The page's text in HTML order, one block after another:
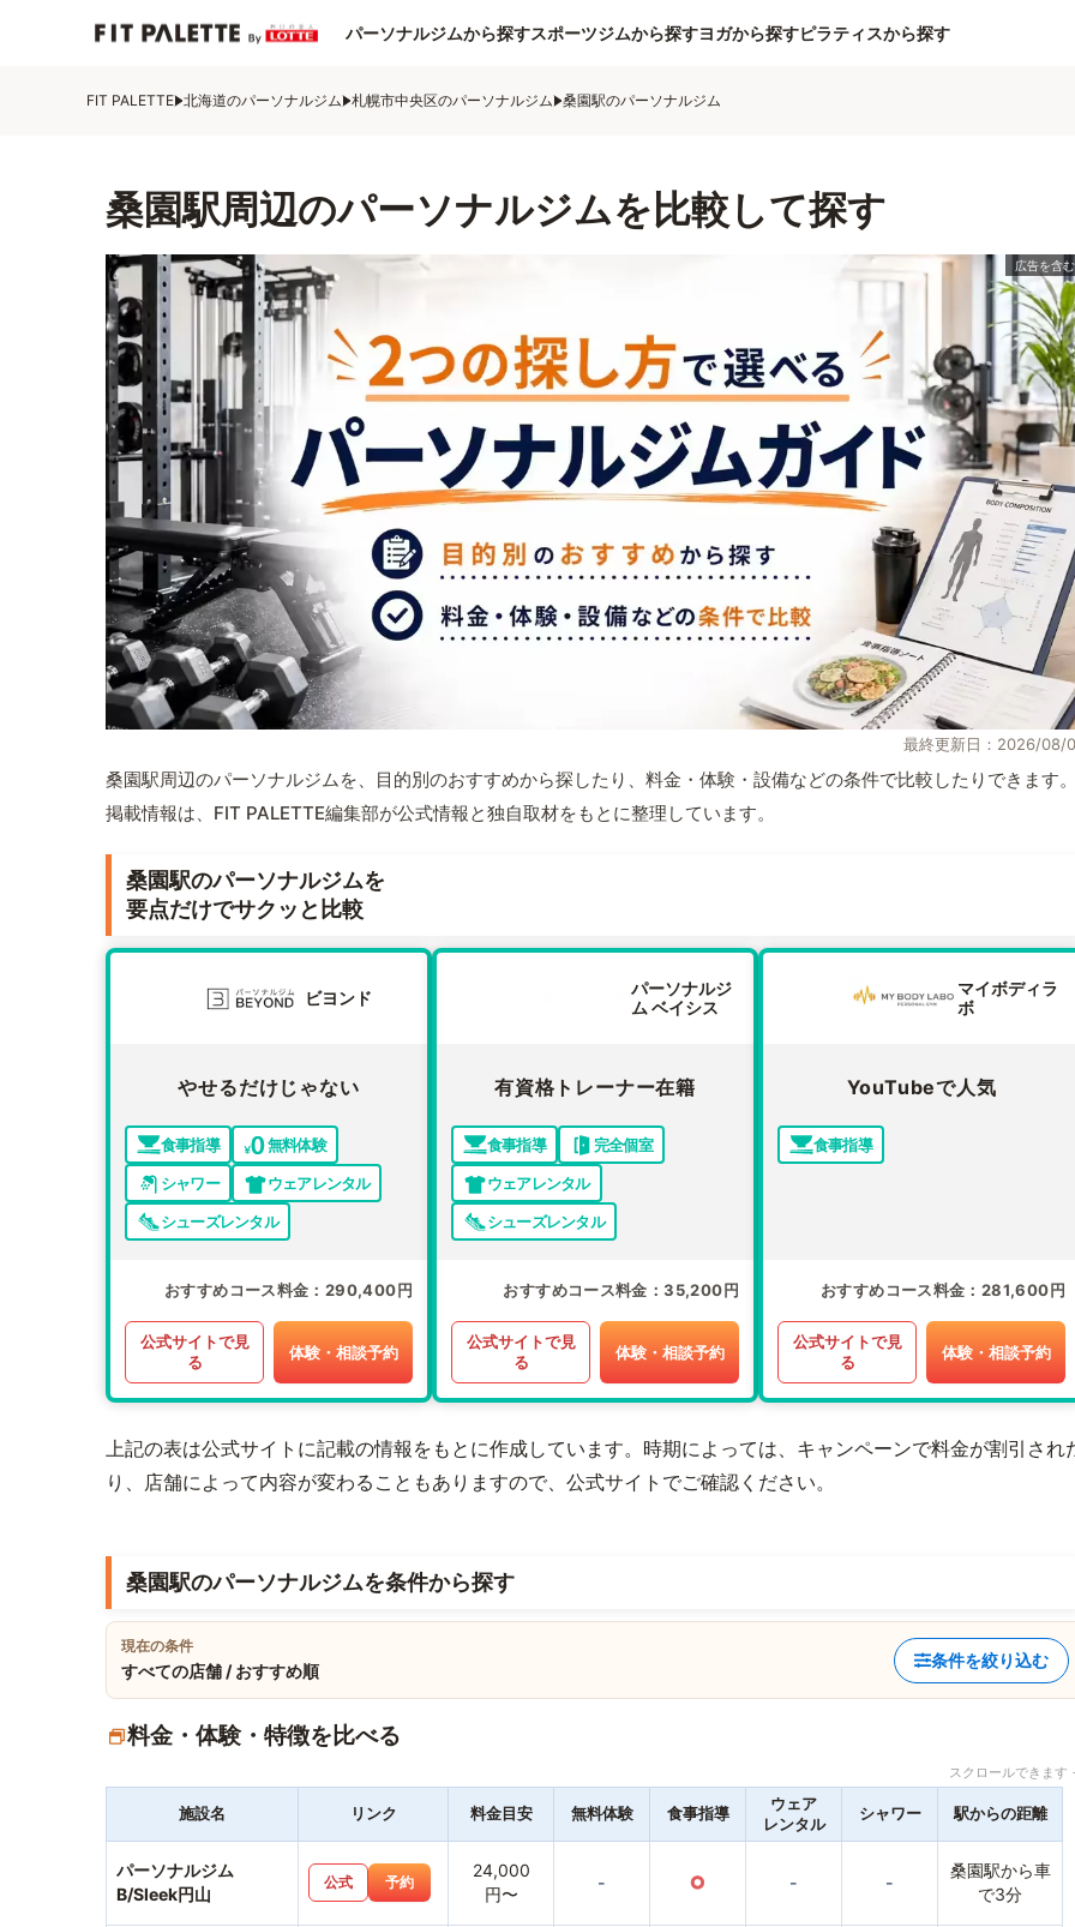
パーソナルジムから探すスポーツジムから探すヨガから探すピラティスから探す
FIT PALETTE 北海道のパーソナルジム 札幌市中央区のパーソナルジム 桑園駅のパーソナルジム
桑園駅周辺のパーソナルジムを比較して探す
最終更新日：2026/08/
桑園駅周辺のパーソナルジムを、目的別のおすすめから探したり、料金・体験・設備などの条件で比較したりできます
掲載情報は、FIT PALETTE編集部が公式情報と独自取材をもとに整理しています。
桑園駅のパーソナルジムを
要点だけでサクッと比較
ビヨンド
やせるだけじゃない
食事指導
無料体験
シャワー
ウェアレンタル
シューズレンタル
おすすめコース料金 290,400円
公式サイトで見
る
体験・相談予約
パーソナルジ
ム ベイシス
有資格トレーナー在籍
食事指導
完全個室
ウェアレンタル
シューズレンタル
おすすめコース料金 35,200円
公式サイトで見
る
体験・相談予約
マイボディラ
ボ
YouTubeで人気
食事指導
おすすめコース料金 281,600円
公式サイトで見
る
体験・相談予約
上記の表は公式サイトに記載の情報をもとに作成しています。時期によっては、キャンペーンで料金が割引され
り、店舗によって内容が変わることもありますので、公式サイトでご確認ください。
桑園駅のパーソナルジムを条件から探す
現在の条件
すべての店舗 / おすすめ順
条件を絞り込む
料金・体験・特徴を比べる
スクロールできま
施設名 リンク 料金目安 無料体験 食事指導
ウェア
レンタル
シャワー 駅からの距離
パーソナルジム
B/Sleek円山
公式 予約
24,000
円〜
- ○ - -
桑園駅から車
で3分